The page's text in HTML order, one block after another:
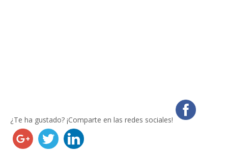
¿Te ha gustado? ¡Comparte en las redes sociales!